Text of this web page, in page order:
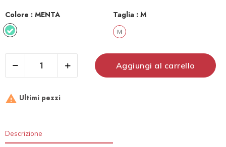
Colore : MENTA
MENTA
Taglia : M
M
Aggiungi al carrello
 Ultimi pezzi
Descrizione